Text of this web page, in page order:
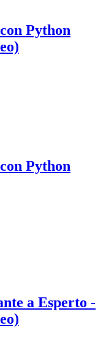
Python
Python
a Esperto -